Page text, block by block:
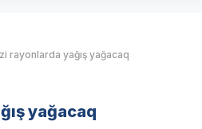
rayonlarda yağış yağacaq
yağacaq